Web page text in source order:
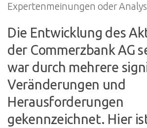
Expertenmeinungen oder
Die Entwicklung des
der Commerzbank AG
war durch mehrere
Veränderungen und
Herausforderungen
gekennzeichnet. Hier